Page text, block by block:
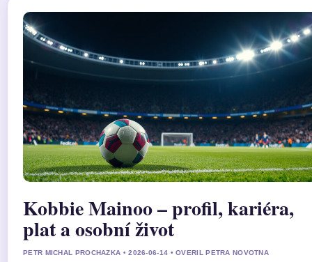
Kobbie Mainoo – profil, kariéra,
plat a osobní život
PETR MICHAL PROCHAZKA • 2026-06-14 • OVERIL PETRA NOVOTNA